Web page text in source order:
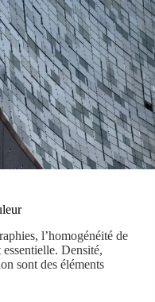
l’homogénéité de
essentielle. Densité,
sont des éléments